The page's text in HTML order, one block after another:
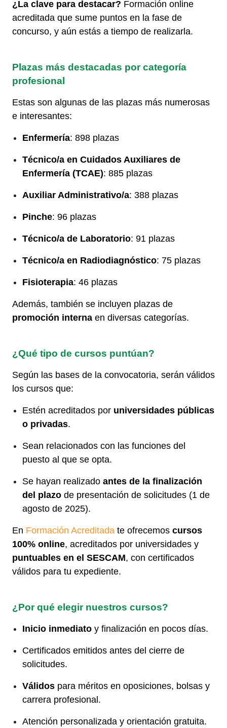
¿La clave para destacar? Formación online
acreditada que sume puntos en la fase de
concurso, y aún estás a tiempo de realizarla.
Plazas más destacadas por categoría
profesional
Estas son algunas de las plazas más numerosas
e interesantes:
Enfermería: 898 plazas
Técnico/a en Cuidados Auxiliares de
Enfermería (TCAE): 885 plazas
Auxiliar Administrativo/a: 388 plazas
Pinche: 96 plazas
Técnico/a de Laboratorio: 91 plazas
Técnico/a en Radiodiagnóstico: 75 plazas
Fisioterapia: 46 plazas
Además, también se incluyen plazas de
promoción interna en diversas categorías.
¿Qué tipo de cursos puntúan?
Según las bases de la convocatoria, serán válidos
los cursos que:
Estén acreditados por universidades públicas
o privadas.
Sean relacionados con las funciones del
puesto al que se opta.
Se hayan realizado antes de la finalización
del plazo de presentación de solicitudes (1 de
agosto de 2025).
En Formación Acreditada te ofrecemos cursos
100% online, acreditados por universidades y
puntuables en el SESCAM, con certificados
válidos para tu expediente.
¿Por qué elegir nuestros cursos?
Inicio inmediato y finalización en pocos días.
Certificados emitidos antes del cierre de
solicitudes.
Válidos para méritos en oposiciones, bolsas y
carrera profesional.
Atención personalizada y orientación gratuita.